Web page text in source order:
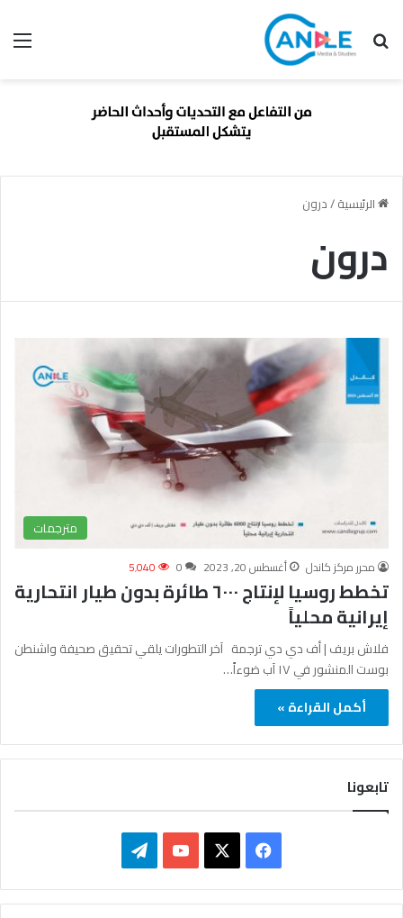
بحث عن
الرئيسية/درون
درون
مترجمات
محرر مركز كاندل أغسطس 20, 2023 0 5٬040
تخطط روسيا لإنتاج ٦٠٠٠ طائرة بدون طيار انتحارية
إيرانية محلياً
فلاش بريف | أف دي دي ترجمة آخر التطورات يلقي تحقيق صحيفة واشنطن
بوست المنشور في ١٧ آب ضوءاً…
أكمل القراءة »
تابعونا
ي
X
Y
ي